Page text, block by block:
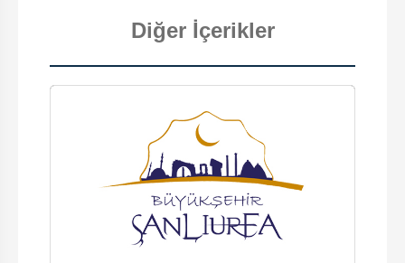
Diğer İçerikler